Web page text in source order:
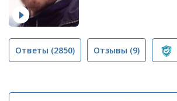
Ответы (2850) Отзывы (9)